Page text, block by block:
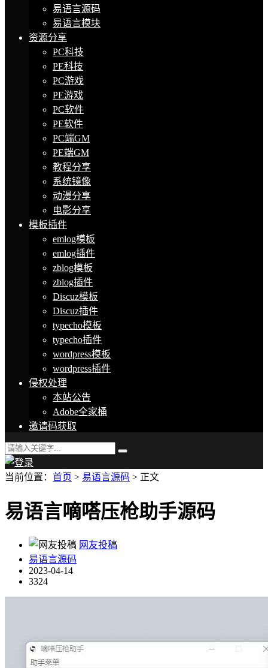
易语言源码
易语言模块
资源分享
PC科技
PE科技
PC游戏
PE游戏
PC软件
PE软件
PC端GM
PE端GM
教程分享
系统镜像
动漫分享
电影分享
模板插件
emlog模板
emlog插件
zblog模板
zblog插件
Discuz模板
Discuz插件
typecho模板
typecho插件
wordpress模板
wordpress插件
侵权处理
本站公告
Adobe全家桶
邀请码获取
当前位置： 首页 > 易语言源码 > 正文
易语言嘀嗒压枪助手源码
网友投稿
易语言源码
2023-04-14
3324